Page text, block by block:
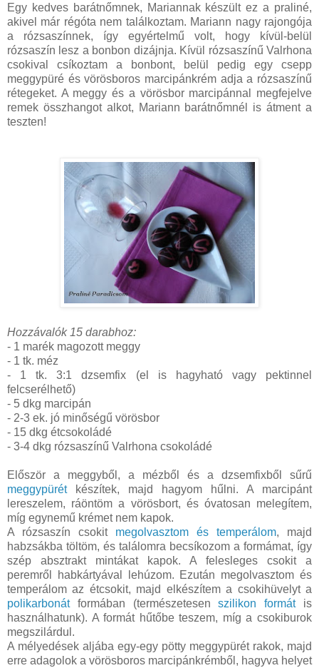
Egy kedves barátnőmnek, Mariannak készült ez a praliné,
akivel már régóta nem találkoztam. Mariann nagy rajongója
a rózsaszínnek, így egyértelmű volt, hogy kívül-belül
rózsaszín lesz a bonbon dizájnja. Kívül rózsaszínű Valrhona
csokival csíkoztam a bonbont, belül pedig egy csepp
meggypüré és vörösboros marcipánkrém adja a rózsaszínű
rétegeket. A meggy és a vörösbor marcipánnal megfejelve
remek összhangot alkot, Mariann barátnőmnél is átment a
teszten!
Hozzávalók 15 darabhoz:
- 1 marék magozott meggy
- 1 tk. méz
- 1 tk. 3:1 dzsemfix (el is hagyható vagy pektinnel
felcserélhető)
- 5 dkg marcipán
- 2-3 ek. jó minőségű vörösbor
- 15 dkg étcsokoládé
- 3-4 dkg rózsaszínű Valrhona csokoládé
Először a meggyből, a mézből és a dzsemfixből sűrű
meggypürétkészítek, majd hagyom hűlni. A marcipánt
lereszelem, ráöntöm a vörösbort, és óvatosan melegítem,
míg egynemű krémet nem kapok.
A rózsaszín csokit megolvasztom és temperálom, majd
habzsákba töltöm, és találomra becsíkozom a formámat, így
szép absztrakt mintákat kapok. A felesleges csokit a
peremről habkártyával lehúzom. Ezután megolvasztom és
temperálom az étcsokit, majd elkészítem a csokihüvelyt a
polikarbonátformában (természetesenszilikon formátis
használhatunk). A formát hűtőbe teszem, míg a csokiburok
megszilárdul.
A mélyedések aljába egy-egy pötty meggypürét rakok, majd
erre adagolok a vörösboros marcipánkrémből, hagyva helyet